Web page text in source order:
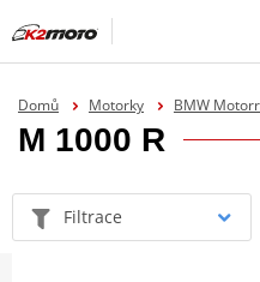
Domů Motorky BMW
M 1000 R
Filtrace